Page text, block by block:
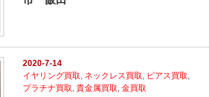
2020-7-14
イヤリング買取 ネックレス買取 ピアス買取
プラチナ買取 ,貴金属買取 ,金買取